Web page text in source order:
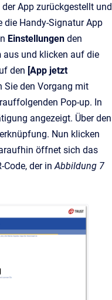
App zurückgestellt und
die Handy-Signatur App
Einstellungen den
aus und klicken auf die
den [App jetzt
Sie den Vorgang mit
Pop-up. In
angezeigt. Über den
Nun klicken
öffnet sich das
Code, der in Abbildung 7